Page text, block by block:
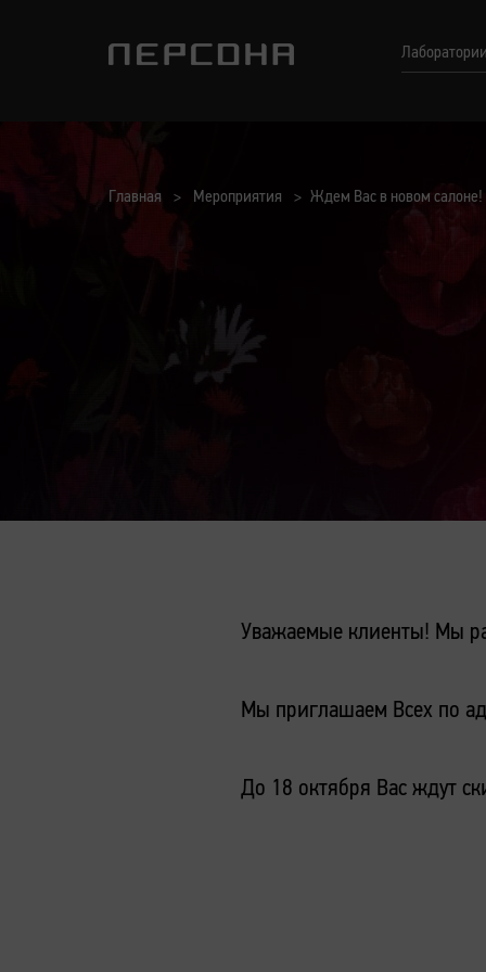
Главная Мероприятия Ждем Вас в новом салоне!
Уважаемые клиенты! Мы
Мы приглашаем Всех по
До 18 октября Вас ждут